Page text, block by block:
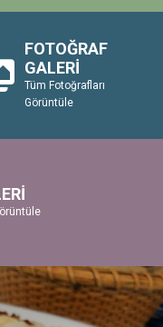
FOTOĞRAF
GALERİ
Tüm Fotoğrafları
Görüntüle